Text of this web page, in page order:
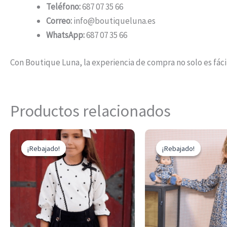
Teléfono:687 07 35 66
Correo:info@boutiqueluna.es
WhatsApp:687 07 35 66
Con Boutique Luna, la experiencia de compra no solo es
Productos relacionados
¡Rebajado!
¡Rebajado!
El
precio
original
era:
143,00 €.
es:
71,50 €.
Este
producto
tiene
múltiples
variantes.
Las
opciones
¡Rebajado!
¡Rebajado!
era:
84,40